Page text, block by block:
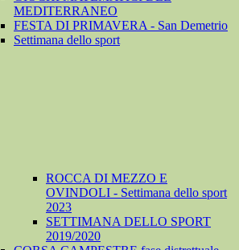
MEDITERRANEO
FESTA DI PRIMAVERA - San Demetrio
Settimana dello sport
ROCCA DI MEZZO E
OVINDOLI - Settimana dello sport
2023
SETTIMANA DELLO SPORT
2019/2020